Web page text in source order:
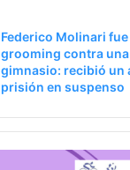
Federico Molinari
grooming contra
gimnasio: recibió un
prisión en suspenso